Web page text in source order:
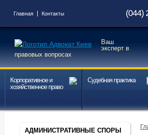
Главная Контакты (044)
Ваш
эксперт в
правовых вопросах
Корпоративное и
хозяйственное право
Судебная практика
АДМИНИСТРАТИВНЫЕ СПОРЫ